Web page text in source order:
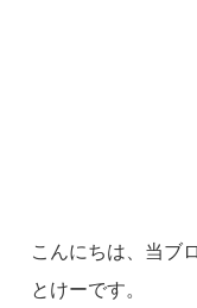
こんにちは、当ブ
とけーです。